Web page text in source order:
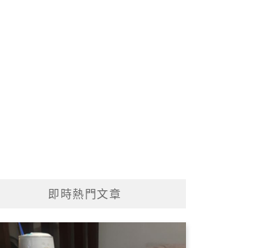
即時熱門文章